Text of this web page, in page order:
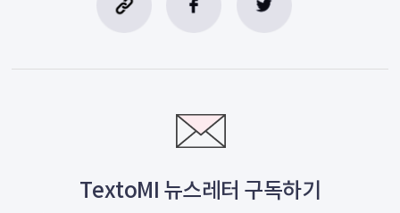
TextoMI 뉴스레터 구독하기